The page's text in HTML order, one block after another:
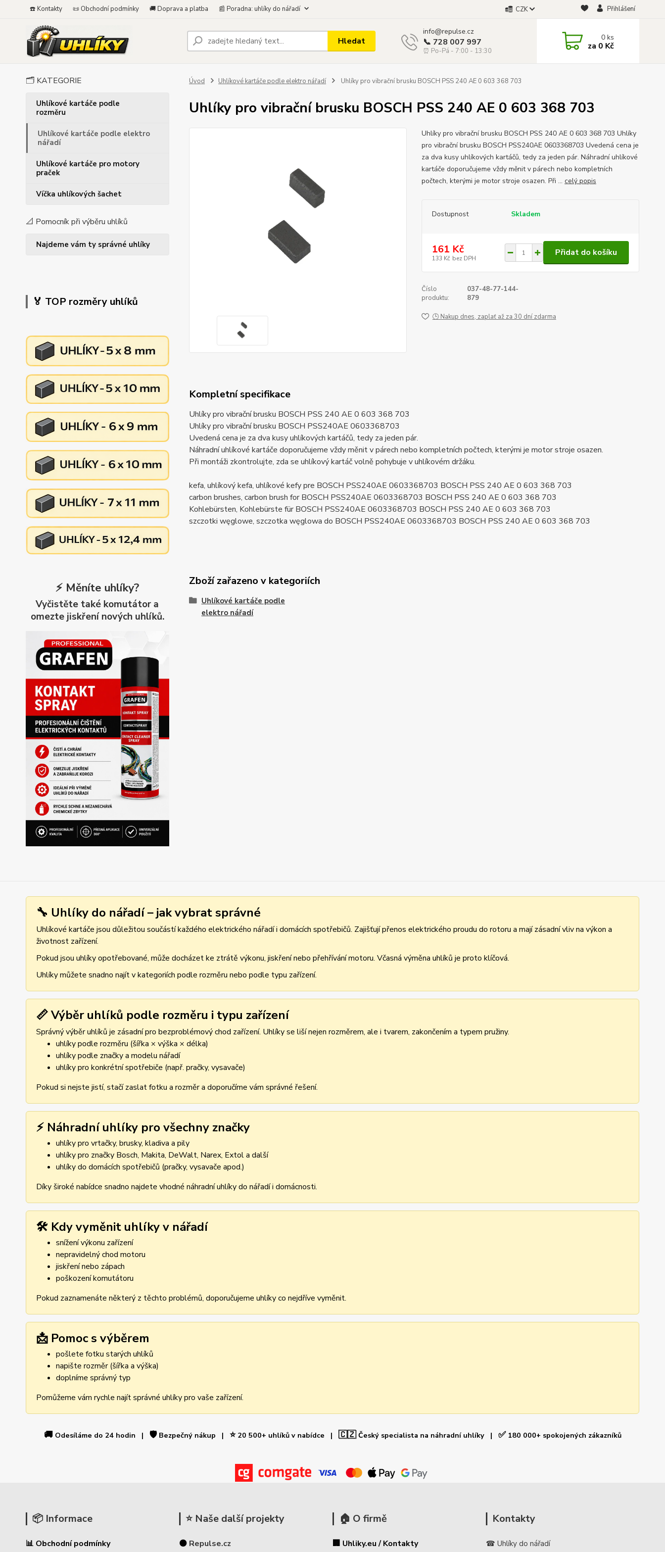
☎️ Kontakty 📜 Obchodní podmínky 🚚 Doprava a platba 📰 Poradna: uhlíky do nářadí CZK Přihlášení
Hledat
info@repulse.cz
📞 728 007 997
⏰ Po-Pá - 7:00 - 13:30
0ks
za 0 Kč
🗂️ KATEGORIE
Uhlíkové kartáče podle
rozměru
Uhlíkové kartáče podle elektro
nářadí
Uhlíkové kartáče pro motory
praček
Víčka uhlíkových šachet
📐 Pomocník při výběru uhlíků
Najdeme vám ty správné uhlíky
🏅 TOP rozměry uhlíků
⚡ Měníte uhlíky?
Vyčistěte také komutátor a
omezte jiskření nových uhlíků.
Úvod Uhlíkové kartáče podle elektro nářadí Uhlíky pro vibrační brusku BOSCH PSS 240 AE 0 603 368 703
Uhlíky pro vibrační brusku BOSCH PSS 240 AE 0 603 368 703
Uhlíky pro vibrační brusku BOSCH PSS 240 AE 0 603 368 703 Uhlíky
pro vibrační brusku BOSCH PSS240AE 0603368703 Uvedená cena je
za dva kusy uhlíkových kartáčů, tedy za jeden pár. Náhradní uhlíkové
kartáče doporučujeme vždy měnit v párech nebo kompletních
počtech, kterými je motor stroje osazen. Při ... celý popis
Dostupnost Skladem
161 Kč
133 Kč bez DPH
Přidat do košíku
Číslo
produktu:
037-48-77-144-
879
🕒 Nakup dnes, zaplať až za 30 dní zdarma
Kompletní specifikace
Uhlíky pro vibrační brusku BOSCH PSS 240 AE 0 603 368 703
Uhlíky pro vibrační brusku BOSCH PSS240AE 0603368703
Uvedená cena je za dva kusy uhlíkových kartáčů, tedy za jeden pár.
Náhradní uhlíkové kartáče doporučujeme vždy měnit v párech nebo kompletních počtech, kterými je motor stroje osazen.
Při montáži zkontrolujte, zda se uhlíkový kartáč volně pohybuje v uhlíkovém držáku.
kefa, uhlíkový kefa, uhlíkové kefy pre BOSCH PSS240AE 0603368703 BOSCH PSS 240 AE 0 603 368 703
carbon brushes, carbon brush for BOSCH PSS240AE 0603368703 BOSCH PSS 240 AE 0 603 368 703
Kohlebürsten, Kohlebürste für BOSCH PSS240AE 0603368703 BOSCH PSS 240 AE 0 603 368 703
szczotki węglowe, szczotka węglowa do BOSCH PSS240AE 0603368703 BOSCH PSS 240 AE 0 603 368 703
Zboží zařazeno v kategoriích
Uhlíkové kartáče podle
elektro nářadí
🔧 Uhlíky do nářadí – jak vybrat správné
Uhlíkové kartáče jsou důležitou součástí každého elektrického nářadí i domácích spotřebičů. Zajišťují přenos elektrického proudu do rotoru a mají zásadní vliv na výkon a
životnost zařízení.
Pokud jsou uhlíky opotřebované, může docházet ke ztrátě výkonu, jiskření nebo přehřívání motoru. Včasná výměna uhlíků je proto klíčová.
Uhlíky můžete snadno najít v kategoriích podle rozměru nebo podle typu zařízení.
📏 Výběr uhlíků podle rozměru i typu zařízení
Správný výběr uhlíků je zásadní pro bezproblémový chod zařízení. Uhlíky se liší nejen rozměrem, ale i tvarem, zakončením a typem pružiny.
uhlíky podle rozměru (šířka × výška × délka)
uhlíky podle značky a modelu nářadí
uhlíky pro konkrétní spotřebiče (např. pračky, vysavače)
Pokud si nejste jistí, stačí zaslat fotku a rozměr a doporučíme vám správné řešení.
⚡ Náhradní uhlíky pro všechny značky
uhlíky pro vrtačky, brusky, kladiva a pily
uhlíky pro značky Bosch, Makita, DeWalt, Narex, Extol a další
uhlíky do domácích spotřebičů (pračky, vysavače apod.)
Díky široké nabídce snadno najdete vhodné náhradní uhlíky do nářadí i domácnosti.
🛠️ Kdy vyměnit uhlíky v nářadí
snížení výkonu zařízení
nepravidelný chod motoru
jiskření nebo zápach
poškození komutátoru
Pokud zaznamenáte některý z těchto problémů, doporučujeme uhlíky co nejdříve vyměnit.
📩 Pomoc s výběrem
pošlete fotku starých uhlíků
napište rozměr (šířka a výška)
doplníme správný typ
Pomůžeme vám rychle najít správné uhlíky pro vaše zařízení.
🚚Odesíláme do 24 hodin | 🛡️Bezpečný nákup | ⭐20 500+ uhlíků v nabídce | 🇨🇿Český specialista na náhradní uhlíky | ✅180 000+ spokojených zákazníků
📦 Informace
📊 Obchodní podmínky
⭐ Naše další projekty
⚫ Repulse.cz
🏠 O firmě
🏢 Uhliky.eu / Kontakty
Kontakty
☎ Uhlíky do nářadí